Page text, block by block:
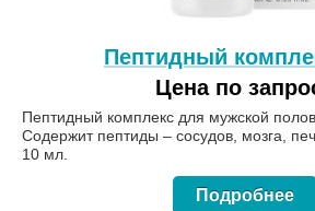
Пептидный
Цена по
Пептидный комплекс для мужской
Содержит пептиды – сосудов, мозга,
10 мл.
Подробнее